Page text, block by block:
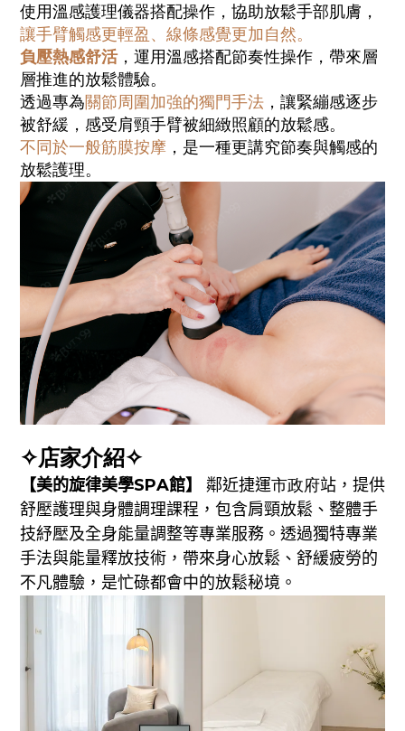
使用溫感護理儀器搭配操作，協助放鬆手部肌膚，
讓手臂觸感更輕盈、線條感覺更加自然。
負壓熱感舒活，運用溫感搭配節奏性操作，帶來層
層推進的放鬆體驗。
透過專為關節周圍加強的獨門手法 ，讓緊繃感逐步
被舒緩，感受肩頸手臂被細緻照顧的放鬆感。
不同於一般筋膜按摩 ，是一種更講究節奏與觸感的
放鬆護理。
✧店家介紹✧
【美的旋律美學SPA館】 鄰近捷運市政府站，提供
舒壓護理與身體調理課程，包含肩頸放鬆、整體手
技紓壓及全身能量調整等專業服務。透過獨特專業
手法與能量釋放技術，帶來身心放鬆、舒緩疲勞的
不凡體驗，是忙碌都會中的放鬆秘境。